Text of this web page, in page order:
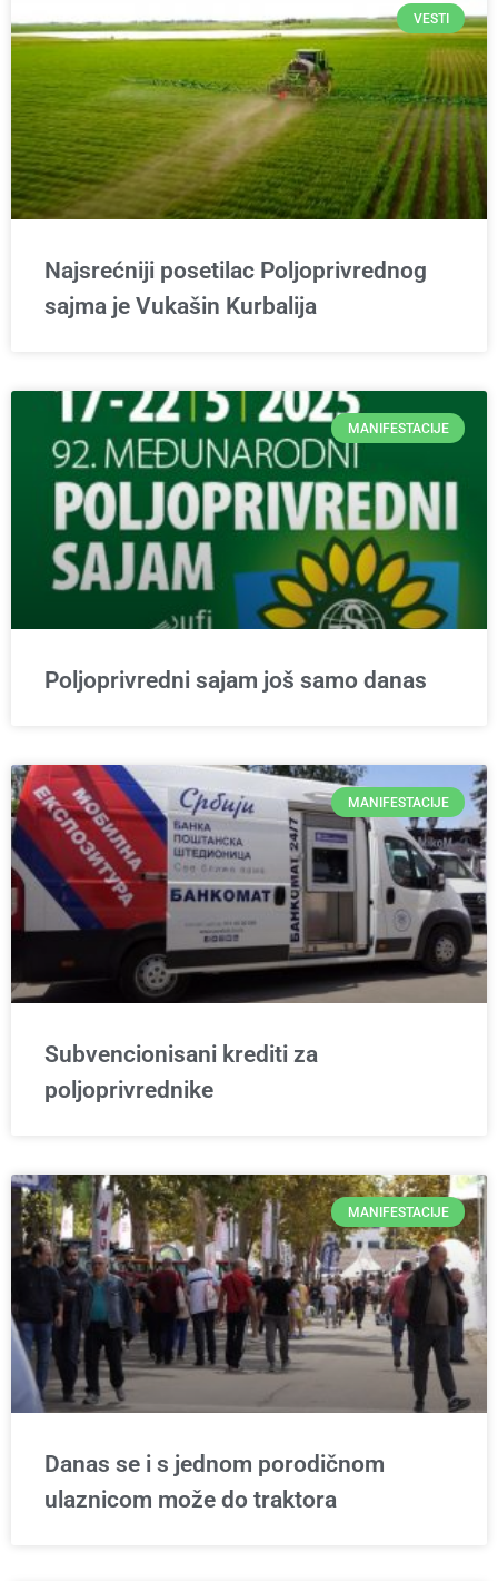
VESTI
Najsrećniji posetilac Poljoprivrednog
sajma je Vukašin Kurbalija
MANIFESTACIJE
Poljoprivredni sajam još samo danas
MANIFESTACIJE
Subvencionisani krediti za
poljoprivrednike
MANIFESTACIJE
Danas se i s jednom porodičnom
ulaznicom može do traktora